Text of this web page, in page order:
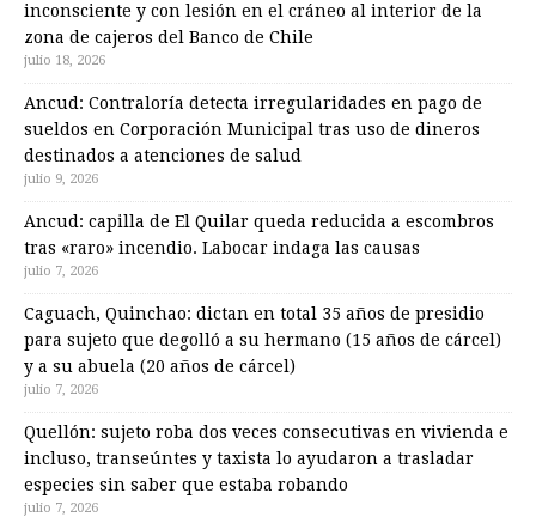
inconsciente y con lesión en el cráneo al interior de la
zona de cajeros del Banco de Chile
julio 18, 2026
Ancud: Contraloría detecta irregularidades en pago de
sueldos en Corporación Municipal tras uso de dineros
destinados a atenciones de salud
julio 9, 2026
Ancud: capilla de El Quilar queda reducida a escombros
tras «raro» incendio. Labocar indaga las causas
julio 7, 2026
Caguach, Quinchao: dictan en total 35 años de presidio
para sujeto que degolló a su hermano (15 años de cárcel)
y a su abuela (20 años de cárcel)
julio 7, 2026
Quellón: sujeto roba dos veces consecutivas en vivienda e
incluso, transeúntes y taxista lo ayudaron a trasladar
especies sin saber que estaba robando
julio 7, 2026